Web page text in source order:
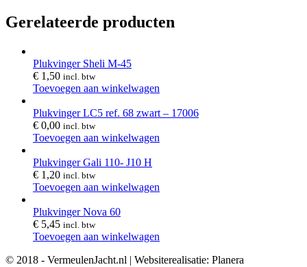
Gerelateerde producten
Plukvinger Sheli M-45
€ 1,50 incl. btw
Toevoegen aan winkelwagen
Plukvinger LC5 ref. 68 zwart – 17006
€ 0,00 incl. btw
Toevoegen aan winkelwagen
Plukvinger Gali 110- J10 H
€ 1,20 incl. btw
Toevoegen aan winkelwagen
Plukvinger Nova 60
€ 5,45 incl. btw
Toevoegen aan winkelwagen
© 2018 - VermeulenJacht.nl | Websiterealisatie: Planera